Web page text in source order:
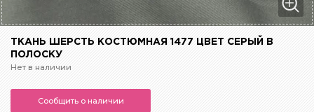
ТКАНЬ ШЕРСТЬ КОСТЮМНАЯ 1477 ЦВЕТ СЕРЫЙ В
ПОЛОСКУ
Нет в наличии
Сообщить о наличии